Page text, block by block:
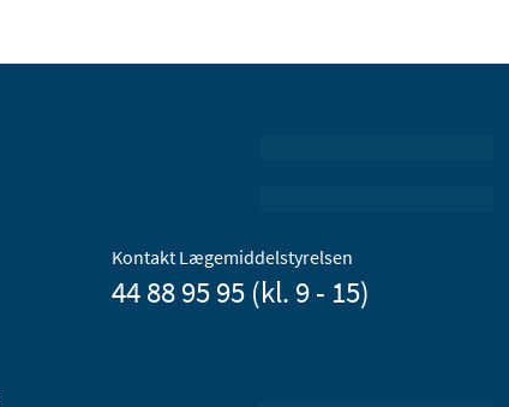
Kontakt Lægemiddelstyrelsen
44 88 95 95 (kl. 9 - 15)